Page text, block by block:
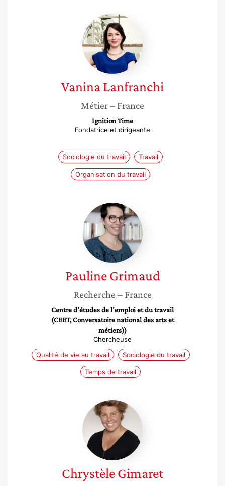
Vanina
Lanfranchi
VaninaLanfranchi
Métier– France
Ignition Time
Fondatrice et dirigeante
Sociologie du travail Travail
Organisation du travail
Pauline
Grimaud
Pauline Grimaud
Recherche – France
Centre d’études de l’emploi et du travail
(CEET, Conversatoire national des arts et
métiers))
Chercheuse
Qualité de vie au travail
Sociologie du travail
Temps de travail
Chrystèle
Gimaret
ChrystèleGimaret